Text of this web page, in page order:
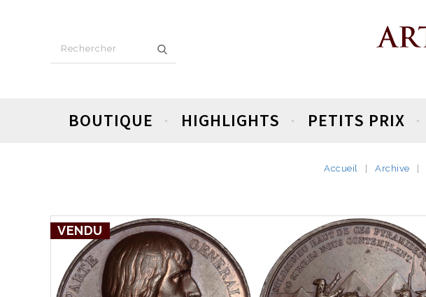
BOUTIQUE HIGHLIGHTS PETITS PRIX
Accueil Archive
VENDU